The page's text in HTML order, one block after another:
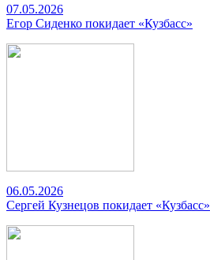
07.05.2026
Егор Сиденко покидает «Кузбасс»
06.05.2026
Сергей Кузнецов покидает «Кузбасс»